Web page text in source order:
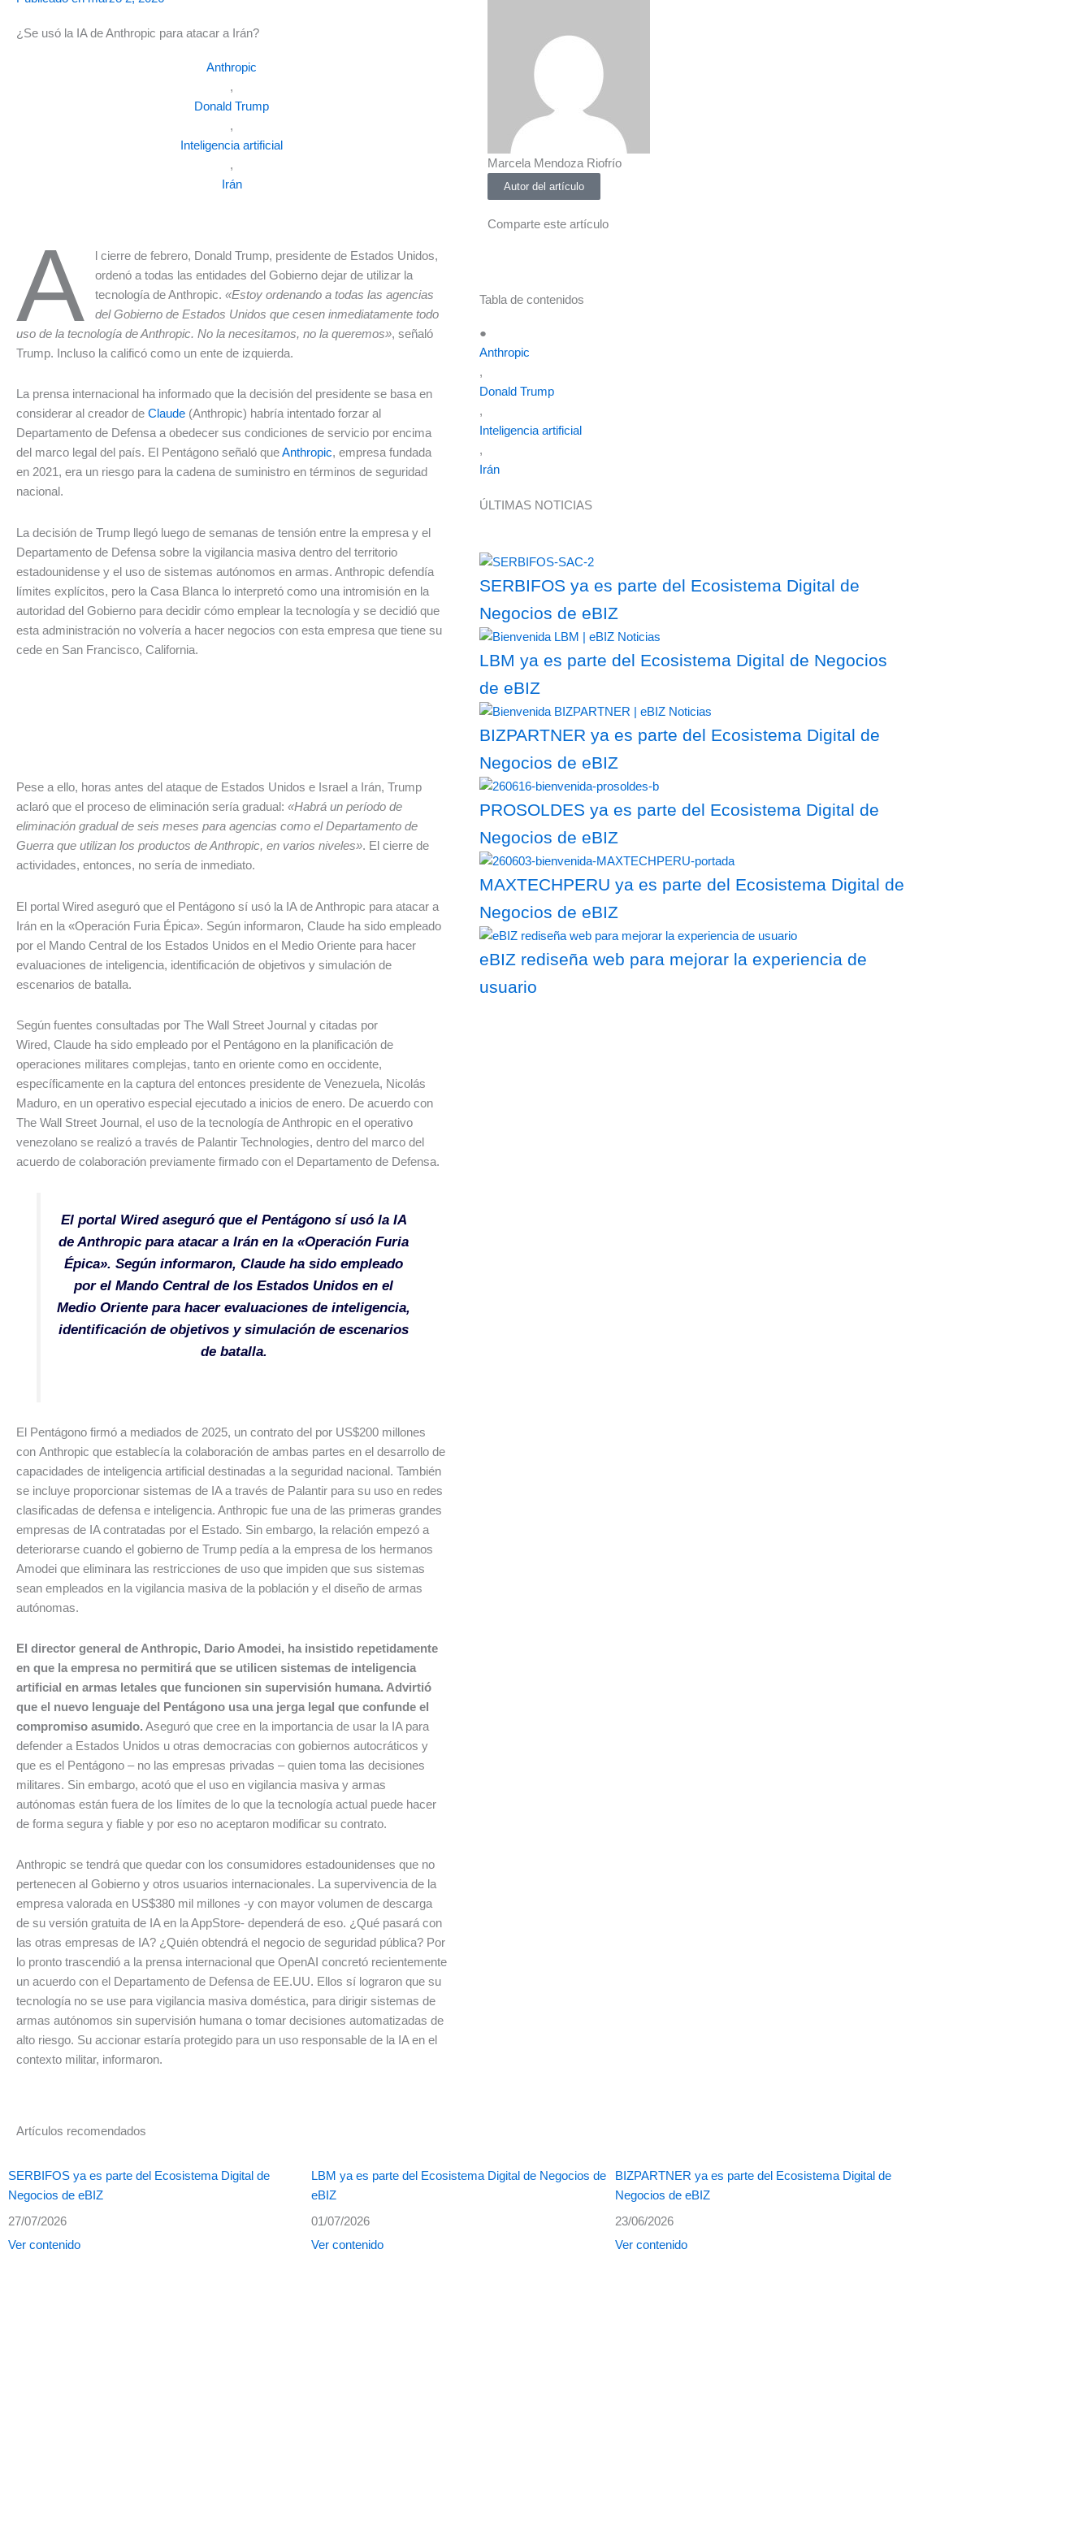
¿Se usó la IA de Anthropic para atacar a Irán?
Anthropic
,
Donald Trump
,
Inteligencia artificial
,
Irán
A
l cierre de febrero, Donald Trump, presidente de Estados Unidos,
ordenó a todas las entidades del Gobierno dejar de utilizar la
tecnología de Anthropic. «Estoy ordenando a todas las agencias
del Gobierno de Estados Unidos que cesen inmediatamente todo
uso de la tecnología de Anthropic. No la necesitamos, no la queremos», señaló
Trump. Incluso la calificó como un ente de izquierda.
La prensa internacional ha informado que la decisión del presidente se basa en
considerar al creador de Claude (Anthropic) habría intentado forzar al
Departamento de Defensa a obedecer sus condiciones de servicio por encima
del marco legal del país. El Pentágono señaló queAnthropic, empresa fundada
en 2021, era un riesgo para la cadena de suministro en términos de seguridad
nacional.
La decisión de Trump llegó luego de semanas de tensión entre la empresa y el
Departamento de Defensa sobre la vigilancia masiva dentro del territorio
estadounidense y el uso de sistemas autónomos en armas. Anthropic defendía
límites explícitos, pero la Casa Blanca lo interpretó como una intromisión en la
autoridad del Gobierno para decidir cómo emplear la tecnología y se decidió que
esta administración no volvería a hacer negocios con esta empresa que tiene su
cede en San Francisco, California.
Pese a ello, horas antes del ataque de Estados Unidos e Israel a Irán, Trump
aclaró que el proceso de eliminación sería gradual: «Habrá un período de
eliminación gradual de seis meses para agencias como el Departamento de
Guerra que utilizan los productos de Anthropic, en varios niveles». El cierre de
actividades, entonces, no sería de inmediato.
El portal Wired aseguró que el Pentágono sí usó la IA de Anthropic para atacar a
Irán en la «Operación Furia Épica». Según informaron, Claude ha sido empleado
por el Mando Central de los Estados Unidos en el Medio Oriente para hacer
evaluaciones de inteligencia, identificación de objetivos y simulación de
escenarios de batalla.
Según fuentes consultadas por The Wall Street Journal y citadas por
Wired, Claude ha sido empleado por el Pentágono en la planificación de
operaciones militares complejas, tanto en oriente como en occidente,
específicamente en la captura del entonces presidente de Venezuela, Nicolás
Maduro, en un operativo especial ejecutado a inicios de enero. De acuerdo con
The Wall Street Journal, el uso de la tecnología de Anthropic en el operativo
venezolano se realizó a través de Palantir Technologies, dentro del marco del
acuerdo de colaboración previamente firmado con el Departamento de Defensa.
El portal Wired aseguró que el Pentágono sí usó la IA
de Anthropic para atacar a Irán en la «Operación Furia
Épica». Según informaron, Claude ha sido empleado
por el Mando Central de los Estados Unidos en el
Medio Oriente para hacer evaluaciones de inteligencia,
identificación de objetivos y simulación de escenarios
de batalla.
El Pentágono firmó a mediados de 2025, un contrato del por US$200 millones
con Anthropic que establecía la colaboración de ambas partes en el desarrollo de
capacidades de inteligencia artificial destinadas a la seguridad nacional. También
se incluye proporcionar sistemas de IA a través de Palantir para su uso en redes
clasificadas de defensa e inteligencia. Anthropic fue una de las primeras grandes
empresas de IA contratadas por el Estado. Sin embargo, la relación empezó a
deteriorarse cuando el gobierno de Trump pedía a la empresa de los hermanos
Amodei que eliminara las restricciones de uso que impiden que sus sistemas
sean empleados en la vigilancia masiva de la población y el diseño de armas
autónomas.
El director general de Anthropic, Dario Amodei, ha insistido repetidamente
en que la empresa no permitirá que se utilicen sistemas de inteligencia
artificial en armas letales que funcionen sin supervisión humana. Advirtió
que el nuevo lenguaje del Pentágono usa una jerga legal que confunde el
compromiso asumido. Aseguró que cree en la importancia de usar la IA para
defender a Estados Unidos u otras democracias con gobiernos autocráticos y
que es el Pentágono – no las empresas privadas – quien toma las decisiones
militares. Sin embargo, acotó que el uso en vigilancia masiva y armas
autónomas están fuera de los límites de lo que la tecnología actual puede hacer
de forma segura y fiable y por eso no aceptaron modificar su contrato.
Anthropic se tendrá que quedar con los consumidores estadounidenses que no
pertenecen al Gobierno y otros usuarios internacionales. La supervivencia de la
empresa valorada en US$380 mil millones -y con mayor volumen de descarga
de su versión gratuita de IA en la AppStore- dependerá de eso. ¿Qué pasará con
las otras empresas de IA? ¿Quién obtendrá el negocio de seguridad pública? Por
lo pronto trascendió a la prensa internacional que OpenAI concretó recientemente
un acuerdo con el Departamento de Defensa de EE.UU. Ellos sí lograron que su
tecnología no se use para vigilancia masiva doméstica, para dirigir sistemas de
armas autónomos sin supervisión humana o tomar decisiones automatizadas de
alto riesgo. Su accionar estaría protegido para un uso responsable de la IA en el
contexto militar, informaron.
Marcela Mendoza Riofrío
Autor del artículo
Comparte este artículo
Tabla de contenidos
●
Anthropic
,
Donald Trump
,
Inteligencia artificial
,
Irán
ÚLTIMAS NOTICIAS
SERBIFOS ya es parte del Ecosistema Digital de
Negocios de eBIZ
LBM ya es parte del Ecosistema Digital de Negocios
de eBIZ
BIZPARTNER ya es parte del Ecosistema Digital de
Negocios de eBIZ
PROSOLDES ya es parte del Ecosistema Digital de
Negocios de eBIZ
MAXTECHPERU ya es parte del Ecosistema Digital de
Negocios de eBIZ
eBIZ rediseña web para mejorar la experiencia de
usuario
Artículos recomendados
SERBIFOS ya es parte del Ecosistema Digital de
Negocios de eBIZ
27/07/2026
Ver contenido
LBM ya es parte del Ecosistema Digital de Negocios de
eBIZ
01/07/2026
Ver contenido
BIZPARTNER ya es parte del Ecosistema Digital de
Negocios de eBIZ
23/06/2026
Ver contenido